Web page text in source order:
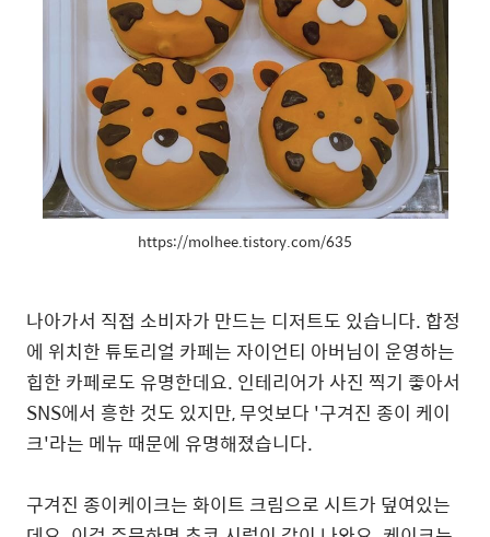
https://molhee.tistory.com/635
나아가서 직접 소비자가 만드는 디저트도 있습니다. 합정
에 위치한튜토리얼 카페는 자이언티 아버님이 운영하는
힙한 카페로도 유명한데요. 인테리어가 사진 찍기 좋아서
SNS에서 흥한 것도 있지만, 무엇보다 '구겨진 종이 케이
크'라는 메뉴 때문에 유명해졌습니다.
구겨진 종이케이크는 화이트 크림으로 시트가 덮여있는